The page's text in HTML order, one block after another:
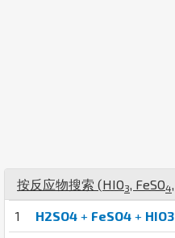
按反应物搜索 (HIO3, FeSO4,
1 H2SO4 + FeSO4 + HIO3